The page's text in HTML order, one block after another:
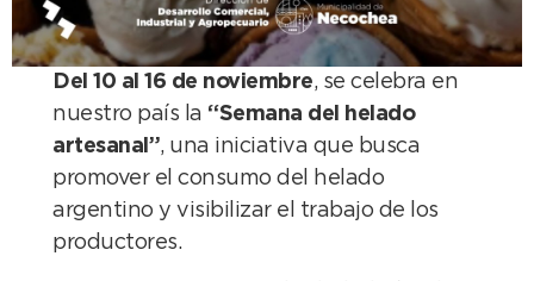
Del 10 al 16 de noviembre, se celebra en
nuestro país la “Semana del helado
artesanal”, una iniciativa que busca
promover el consumo del helado
argentino y visibilizar el trabajo de los
productores.